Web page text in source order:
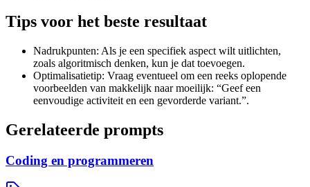
Tips voor het beste resultaat
Nadrukpunten: Als je een specifiek aspect wilt uitlichten,
zoals algoritmisch denken, kun je dat toevoegen.
Optimalisatietip: Vraag eventueel om een reeks oplopende
voorbeelden van makkelijk naar moeilijk: “Geef een
eenvoudige activiteit en een gevorderde variant.”.
Gerelateerde prompts
Coding en programmeren